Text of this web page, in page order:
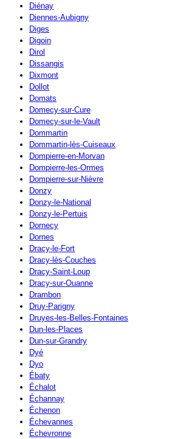
Diénay
Diennes-Aubigny
Diges
Digoin
Dirol
Dissangis
Dixmont
Dollot
Domats
Domecy-sur-Cure
Domecy-sur-le-Vault
Dommartin
Dommartin-lès-Cuiseaux
Dompierre-en-Morvan
Dompierre-les-Ormes
Dompierre-sur-Nièvre
Donzy
Donzy-le-National
Donzy-le-Pertuis
Dornecy
Dornes
Dracy-le-Fort
Dracy-lès-Couches
Dracy-Saint-Loup
Dracy-sur-Ouanne
Drambon
Druy-Parigny
Druyes-les-Belles-Fontaines
Dun-les-Places
Dun-sur-Grandry
Dyé
Dyo
Ébaty
Échalot
Échannay
Échenon
Échevannes
Échevronne